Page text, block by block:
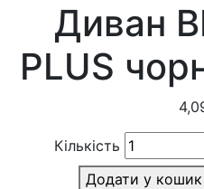
Диван
PLUS
Кількість
Додати у кошик